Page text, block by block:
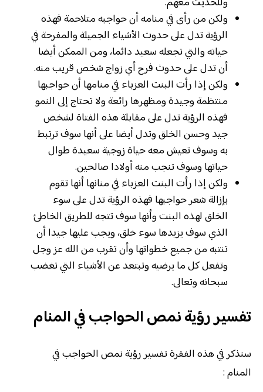
ولكن من رأى في منامه أن حواجبه متلاحمة فهذه
الرؤية تدل على حدوث الأشياء الجميلة والمفرحة في
حياته والتي تجعله سعيد دائما، ومن الممكن أيضا
أن تدل على حدوث فرح أي زواج شخص قريب منه.
ولكن إذا رأت البنت العزباء في منامها أن حواجبها
منتظمة وجيدة ومظهرها رائعة ولا تحتاج إلى النمو
فهذه الرؤية تدل على مقابلة هذه الفتاة لشخص
جيد وحسن الخلق وتدل أيضا على أنها سوف ترتبط
به وسوف تعيش معه حياة زوجية سعيدة طوال
حياتها وسوف تنجب منه أولادا صالحين.
ولكن إذا رأت البنت العزباء في منانها أنها تقوم
بإزالة شعر حواجبها فهذه الرؤية تدل على سوء
الخلق لهذه البنت وأنها سوف تتجه للطريق الخاطئ
الذي سوف يزيدها سوء خلق، ويجب عليها جيدا أن
تنتبه من جميع خطواتها وأن تقرب من الله عز وجل
وتفعل كل ما يرضيه وتبتعد عن الأشياء التي تغضب
سبحانه وتعالى.
تفسير رؤية نمص الحواجب في المنام
سنذكر في هذه الفقرة تفسير رؤية نمص الحواجب في
المنام :